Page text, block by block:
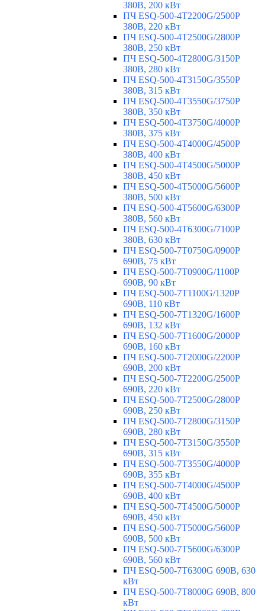
380В, 200 кВт
ПЧ ESQ-500-4T2200G/2500P
380В, 220 кВт
ПЧ ESQ-500-4T2500G/2800P
380В, 250 кВт
ПЧ ESQ-500-4T2800G/3150P
380В, 280 кВт
ПЧ ESQ-500-4T3150G/3550P
380В, 315 кВт
ПЧ ESQ-500-4T3550G/3750P
380В, 350 кВт
ПЧ ESQ-500-4T3750G/4000P
380В, 375 кВт
ПЧ ESQ-500-4T4000G/4500P
380В, 400 кВт
ПЧ ESQ-500-4T4500G/5000P
380В, 450 кВт
ПЧ ESQ-500-4T5000G/5600P
380В, 500 кВт
ПЧ ESQ-500-4T5600G/6300P
380В, 560 кВт
ПЧ ESQ-500-4T6300G/7100P
380В, 630 кВт
ПЧ ESQ-500-7T0750G/0900P
690В, 75 кВт
ПЧ ESQ-500-7T0900G/1100P
690В, 90 кВт
ПЧ ESQ-500-7T1100G/1320P
690В, 110 кВт
ПЧ ESQ-500-7T1320G/1600P
690В, 132 кВт
ПЧ ESQ-500-7T1600G/2000P
690В, 160 кВт
ПЧ ESQ-500-7T2000G/2200P
690В, 200 кВт
ПЧ ESQ-500-7T2200G/2500P
690В, 220 кВт
ПЧ ESQ-500-7T2500G/2800P
690В, 250 кВт
ПЧ ESQ-500-7T2800G/3150P
690В, 280 кВт
ПЧ ESQ-500-7T3150G/3550P
690В, 315 кВт
ПЧ ESQ-500-7T3550G/4000P
690В, 355 кВт
ПЧ ESQ-500-7T4000G/4500P
690В, 400 кВт
ПЧ ESQ-500-7T4500G/5000P
690В, 450 кВт
ПЧ ESQ-500-7T5000G/5600P
690В, 500 кВт
ПЧ ESQ-500-7T5600G/6300P
690В, 560 кВт
ПЧ ESQ-500-7T6300G 690В, 630
кВт
ПЧ ESQ-500-7T8000G 690В, 800
кВт